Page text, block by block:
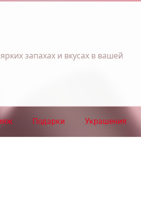
запахах и вкусах в вашей
Подарки Украшения